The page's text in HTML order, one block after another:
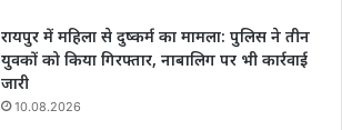
रायपुर में महिला से दुष्कर्म का मामला: पुलिस ने तीन
युवकों को किया गिरफ्तार, नाबालिग पर भी कार्रवाई
जारी
10.08.2026